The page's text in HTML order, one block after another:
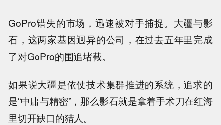
GoPro错失的市场，迅速被对手捕捉。大疆与影
石，这两家基因迥异的公司，在过去五年里完成
了对GoPro的围追堵截。
如果说大疆是依仗技术集群推进的系统，追求的
是“中庸与精密”，那么影石就是拿着手术刀在红海
里切开缺口的猎人。